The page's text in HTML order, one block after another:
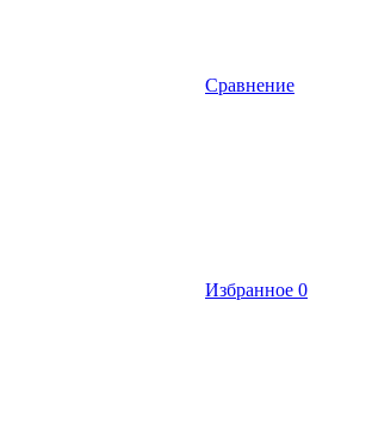
Сравнение
Избранное 0